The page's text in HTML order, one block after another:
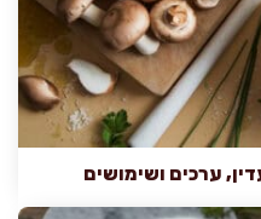
ערכים ושימושים